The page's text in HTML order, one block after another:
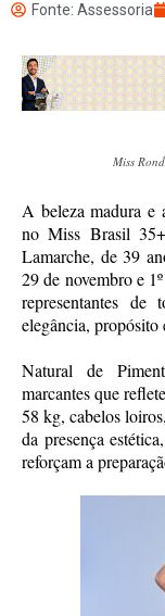
Fonte: Assessoria
Miss
A beleza madura e
no Miss Brasil
Lamarche, de 39
29 de novembro e
representantes
elegância, propósito
Natural de
marcantes que
58 kg, cabelos
da presença
reforçam a